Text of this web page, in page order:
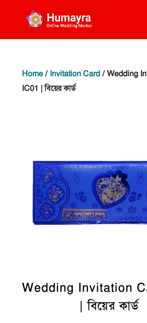
Home/ Invitation Card/ Wedding
IC01 | বিয়ের কার্ড
Wedding Invitation
| বিয়ের কার্ড